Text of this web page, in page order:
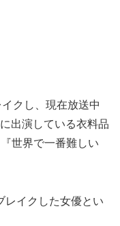
クし、現在放送中
出演している衣料品
世界で一番難しい
レイクした女優とい